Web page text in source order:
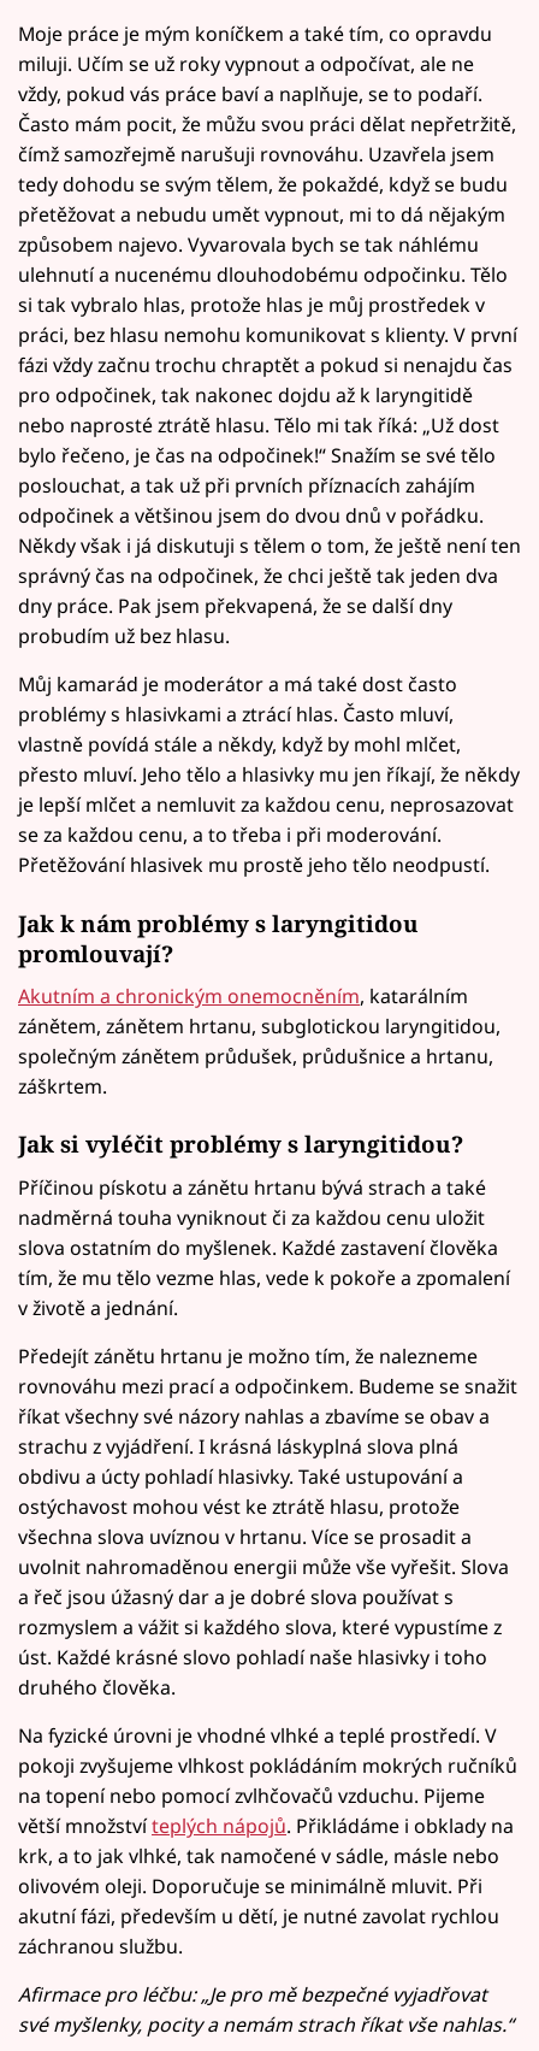
Moje práce je mým koníčkem a také tím, co opravdu
miluji. Učím se už roky vypnout a odpočívat, ale ne
vždy, pokud vás práce baví a naplňuje, se to podaří.
Často mám pocit, že můžu svou práci dělat nepřetržitě,
čímž samozřejmě narušuji rovnováhu. Uzavřela jsem
tedy dohodu se svým tělem, že pokaždé, když se budu
přetěžovat a nebudu umět vypnout, mi to dá nějakým
způsobem najevo. Vyvarovala bych se tak náhlému
ulehnutí a nucenému dlouhodobému odpočinku. Tělo
si tak vybralo hlas, protože hlas je můj prostředek v
práci, bez hlasu nemohu komunikovat s klienty. V první
fázi vždy začnu trochu chraptět a pokud si nenajdu čas
pro odpočinek, tak nakonec dojdu až k laryngitidě
nebo naprosté ztrátě hlasu. Tělo mi tak říká: „Už dost
bylo řečeno, je čas na odpočinek!“ Snažím se své tělo
poslouchat, a tak už při prvních příznacích zahájím
odpočinek a většinou jsem do dvou dnů v pořádku.
Někdy však i já diskutuji s tělem o tom, že ještě není ten
správný čas na odpočinek, že chci ještě tak jeden dva
dny práce. Pak jsem překvapená, že se další dny
probudím už bez hlasu.
Můj kamarád je moderátor a má také dost často
problémy s hlasivkami a ztrácí hlas. Často mluví,
vlastně povídá stále a někdy, když by mohl mlčet,
přesto mluví. Jeho tělo a hlasivky mu jen říkají, že někdy
je lepší mlčet a nemluvit za každou cenu, neprosazovat
se za každou cenu, a to třeba i při moderování.
Přetěžování hlasivek mu prostě jeho tělo neodpustí.
Jak k nám problémy s laryngitidou
promlouvají?
Akutním a chronickým onemocněním, katarálním
zánětem, zánětem hrtanu, subglotickou laryngitidou,
společným zánětem průdušek, průdušnice a hrtanu,
záškrtem.
Jak si vyléčit problémy s laryngitidou?
Příčinou pískotu a zánětu hrtanu bývá strach a také
nadměrná touha vyniknout či za každou cenu uložit
slova ostatním do myšlenek. Každé zastavení člověka
tím, že mu tělo vezme hlas, vede k pokoře a zpomalení
v životě a jednání.
Předejít zánětu hrtanu je možno tím, že nalezneme
rovnováhu mezi prací a odpočinkem. Budeme se snažit
říkat všechny své názory nahlas a zbavíme se obav a
strachu z vyjádření. I krásná láskyplná slova plná
obdivu a úcty pohladí hlasivky. Také ustupování a
ostýchavost mohou vést ke ztrátě hlasu, protože
všechna slova uvíznou v hrtanu. Více se prosadit a
uvolnit nahromaděnou energii může vše vyřešit. Slova
a řeč jsou úžasný dar a je dobré slova používat s
rozmyslem a vážit si každého slova, které vypustíme z
úst. Každé krásné slovo pohladí naše hlasivky i toho
druhého člověka.
Na fyzické úrovni je vhodné vlhké a teplé prostředí. V
pokoji zvyšujeme vlhkost pokládáním mokrých ručníků
na topení nebo pomocí zvlhčovačů vzduchu. Pijeme
větší množstvíteplých nápojů. Přikládáme i obklady na
krk, a to jak vlhké, tak namočené v sádle, másle nebo
olivovém oleji. Doporučuje se minimálně mluvit. Při
akutní fázi, především u dětí, je nutné zavolat rychlou
záchranou službu.
Afirmace pro léčbu: „Je pro mě bezpečné vyjadřovat
své myšlenky, pocity a nemám strach říkat vše nahlas.“